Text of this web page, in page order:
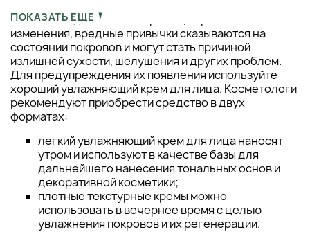
она необходима коже. Стрессы, гормональные
изменения, вредные привычки сказываются на
состоянии покровов и могут стать причиной
излишней сухости, шелушения и других проблем.
Для предупреждения их появления используйте
хороший увлажняющий крем для лица. Косметологи
рекомендуют приобрести средство в двух
форматах:
легкий увлажняющий крем для лица наносят
утром и используют в качестве базы для
дальнейшего нанесения тональных основ и
декоративной косметики;
плотные текстурные кремы можно
использовать в вечернее время с целью
увлажнения покровов и их регенерации.
ПОКАЗАТЬ ЕЩЕ